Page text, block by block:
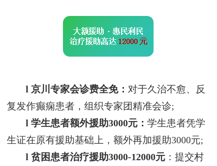
l 京川专家会诊费全免：对于久治不愈、反
复发作癫痫患者，组织专家团精准会诊;
l 学生患者额外援助3000元：学生患者凭学
生证在原有援助基础上，额外再加援助3000元;
l 贫困患者治疗援助3000-12000元 ：提交村